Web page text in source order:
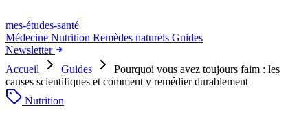
mes-études-santé
Médecine Nutrition Remèdes naturels Guides
Newsletter
Accueil
Guides
Pourquoi vous avez toujours faim : les
causes scientifiques et comment y remédier durablement
Nutrition